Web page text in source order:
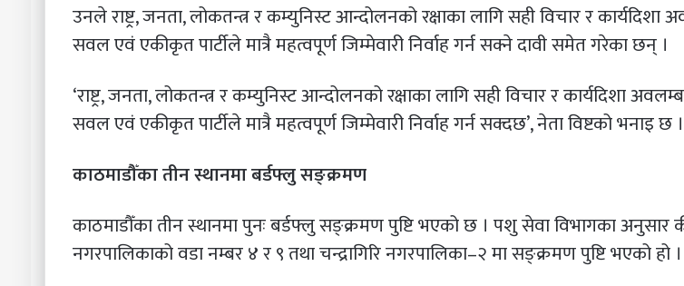
उनले राष्ट्र, जनता, लोकतन्त्र र कम्युनिस्ट आन्दोलनको रक्षाका लागि सही विचार र कार्यदिशा
सवल एवं एकीकृत पार्टीले मात्रै महत्वपूर्ण जिम्मेवारी निर्वाह गर्न सक्ने दावी समेत गरेका छन् ।
‘राष्ट्र, जनता, लोकतन्त्र र कम्युनिस्ट आन्दोलनको रक्षाका लागि सही विचार र कार्यदिशा
सवल एवं एकीकृत पार्टीले मात्रै महत्वपूर्ण जिम्मेवारी निर्वाह गर्न सक्दछ’, नेता विष्टको भनाइ छ ।
काठमाडौँका तीन स्थानमा बर्डफ्लु सङ्क्रमण
काठमाडौँका तीन स्थानमा पुनः बर्डफ्लु सङ्क्रमण पुष्टि भएको छ । पशु सेवा विभागका अनुसार
नगरपालिकाको वडा नम्बर ४ र ९ तथा चन्द्रागिरि नगरपालिका–२ मा सङ्क्रमण पुष्टि भएको हो ।